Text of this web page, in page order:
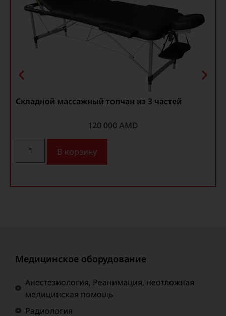
Складной массажный топчан из 3 частей
120 000 AMD
В корзину
Медицинское оборудование
Анестезиология, Реанимация, неотложная
медицинская помощь
Радиология